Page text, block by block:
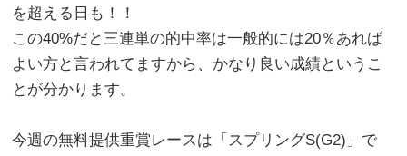
を超える日も！！
この40%だと三連単の的中率は一般的には20％あれば
よい方と言われてますから、かなり良い成績というこ
とが分かります。
今週の無料提供重賞レースは 「スプリングS(G2)」 で